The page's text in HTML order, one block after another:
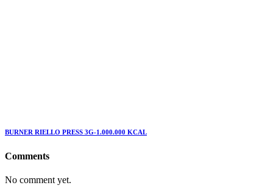
BURNER RIELLO PRESS 3G-1.000.000 KCAL
Comments
No comment yet.